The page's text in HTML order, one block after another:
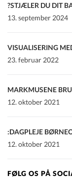
STJÆLER DU DIT
13. september 2024
VISUALISERING
23. februar 2022
MARKMUSENE
12. oktober 2021
DAGPLEJE
12. oktober 2021
FØLG OS PÅ